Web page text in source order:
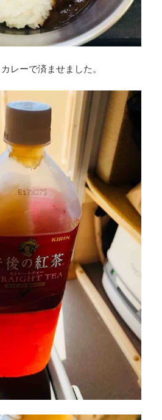
レーで済ませました。